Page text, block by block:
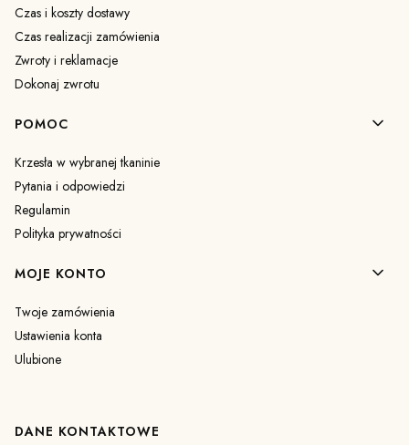
Czas i koszty dostawy
Czas realizacji zamówienia
Zwroty i reklamacje
Dokonaj zwrotu
POMOC
Krzesła w wybranej tkaninie
Pytania i odpowiedzi
Regulamin
Polityka prywatności
MOJE KONTO
Twoje zamówienia
Ustawienia konta
Ulubione
DANE KONTAKTOWE